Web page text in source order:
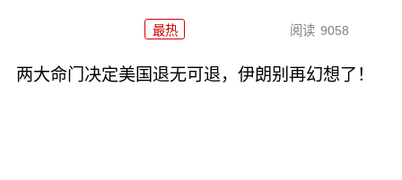
最热 阅读 9058
两大命门决定美国退无可退，伊朗别再幻想了！